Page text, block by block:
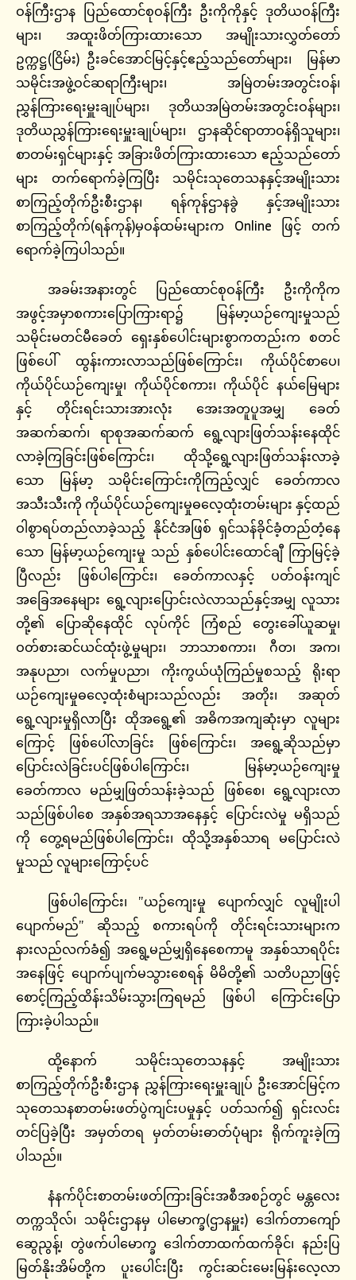
ဝန်ကြီးဌာန ပြည်ထောင်စုဝန်ကြီး ဦးကိုကိုနှင့် ဒုတိယဝန်ကြီး
များ၊ အထူးဖိတ်ကြားထားသော အမျိုးသားလွှတ်တော်
ဥက္ကဋ္ဌ(ငြိမ်း) ဦးခင်အောင်မြင့်နှင့်ဧည့်သည်တော်များ၊ မြန်မာ
သမိုင်းအဖွဲ့ဝင်ဆရာကြီးများ၊ အမြဲတမ်းအတွင်းဝန်၊
ညွှန်ကြားရေးမှူးချုပ်များ၊ ဒုတိယအမြဲတမ်းအတွင်းဝန်များ၊
ဒုတိယညွှန်ကြားရေးမှူးချုပ်များ၊ ဌာနဆိုင်ရာတာဝန်ရှိသူများ၊
စာတမ်းရှင်များနှင့် အခြားဖိတ်ကြားထားသော ဧည့်သည်တော်
များ တက်ရောက်ခဲ့ကြပြီး သမိုင်းသုတေသနနှင့်အမျိုးသား
စာကြည့်တိုက်ဦးစီးဌာန၊ ရန်ကုန်ဌာနခွဲ နှင့်အမျိုးသား
စာကြည့်တိုက်(ရန်ကုန်)မှဝန်ထမ်းများက Online ဖြင့် တက်
ရောက်ခဲ့ကြပါသည်။
အခမ်းအနားတွင် ပြည်ထောင်စုဝန်ကြီး ဦးကိုကိုက
အဖွင့်အမှာစကားပြောကြားရာ၌ မြန်မာ့ယဉ်ကျေးမှုသည်
သမိုင်းမတင်မီခေတ် ရှေးနှစ်ပေါင်းများစွာကတည်းက စတင်
ဖြစ်ပေါ် ထွန်းကားလာသည်ဖြစ်ကြောင်း၊ ကိုယ်ပိုင်စာပေ၊
ကိုယ်ပိုင်ယဉ်ကျေးမှု၊ ကိုယ်ပိုင်စကား၊ ကိုယ်ပိုင် နယ်မြေများ
နှင့် တိုင်းရင်းသားအားလုံး အေးအတူပူအမျှ ခေတ်
အဆက်ဆက်၊ ရာစုအဆက်ဆက် ရွေ့လျားဖြတ်သန်းနေထိုင်
လာခဲ့ကြခြင်းဖြစ်ကြောင်း၊ ထိုသို့ရွေ့လျားဖြတ်သန်းလာခဲ့
သော မြန်မာ့ သမိုင်းကြောင်းကိုကြည့်လျှင် ခေတ်ကာလ
အသီးသီးကို ကိုယ်ပိုင်ယဉ်ကျေးမှုဓလေ့ထုံးတမ်းများ နှင့်ထည်
ဝါစွာရပ်တည်လာခဲ့သည့် နိုင်ငံအဖြစ် ရှင်သန်ခိုင်ခံ့တည်တံ့နေ
သော မြန်မာ့ယဉ်ကျေးမှု သည် နှစ်ပေါင်းထောင်ချီ ကြာမြင့်ခဲ့
ပြီလည်း ဖြစ်ပါကြောင်း၊ ခေတ်ကာလနှင့် ပတ်ဝန်းကျင်
အခြေအနေများ ရွေ့လျားပြောင်းလဲလာသည်နှင့်အမျှ လူသား
တို့၏ ပြောဆိုနေထိုင် လုပ်ကိုင် ကြံစည် တွေးခေါ်ယူဆမှု၊
ဝတ်စားဆင်ယင်ထုံးဖွဲ့မှုများ၊ ဘာသာစကား၊ ဂီတ၊ အက၊
အနုပညာ၊ လက်မှုပညာ၊ ကိုးကွယ်ယုံကြည်မှုစသည့် ရိုးရာ
ယဉ်ကျေးမှုဓလေ့ထုံးစံများသည်လည်း အတိုး၊ အဆုတ်
ရွေ့လျားမှုရှိလာပြီး ထိုအရွေ့၏ အဓိကအကျဆုံးမှာ လူများ
ကြောင့် ဖြစ်ပေါ်လာခြင်း ဖြစ်ကြောင်း၊ အရွေ့ဆိုသည်မှာ
ပြောင်းလဲခြင်းပင်ဖြစ်ပါကြောင်း၊ မြန်မာ့ယဉ်ကျေးမှု
ခေတ်ကာလ မည်မျှဖြတ်သန်းခဲ့သည် ဖြစ်စေ၊ ရွေ့လျားလာ
သည်ဖြစ်ပါစေ အနှစ်အရသာအနေနှင့် ပြောင်းလဲမှု မရှိသည်
ကို တွေ့ရမည်ဖြစ်ပါကြောင်း၊ ထိုသို့အနှစ်သာရ မပြောင်းလဲ
မှုသည် လူများကြောင့်ပင်
ဖြစ်ပါကြောင်း၊ ”ယဉ်ကျေးမှု ပျောက်လျှင် လူမျိုးပါ
ပျောက်မည်” ဆိုသည့် စကားရပ်ကို တိုင်းရင်းသားများက
နားလည်လက်ခံ၍ အရွေ့မည်မျှရှိနေစေကာမူ အနှစ်သာရပိုင်း
အနေဖြင့် ပျောက်ပျက်မသွားစေရန် မိမိတို့၏ သတိပညာဖြင့်
စောင့်ကြည့်ထိန်းသိမ်းသွားကြရမည် ဖြစ်ပါ ကြောင်းပြော
ကြားခဲ့ပါသည်။
ထို့နောက် သမိုင်းသုတေသနနှင့် အမျိုးသား
စာကြည့်တိုက်ဦးစီးဌာန ညွှန်ကြားရေးမှူးချုပ် ဦးအောင်မြင့်က
သုတေသနစာတမ်းဖတ်ပွဲကျင်းပမှုနှင့် ပတ်သက်၍ ရှင်းလင်း
တင်ပြခဲ့ပြီး အမှတ်တရ မှတ်တမ်းဓာတ်ပုံများ ရိုက်ကူးခဲ့ကြ
ပါသည်။
နံနက်ပိုင်းစာတမ်းဖတ်ကြားခြင်းအစီအစဉ်တွင် မန္တလေး
တက္ကသိုလ်၊ သမိုင်းဌာနမှ ပါမောက္ခ(ဌာနမှူး) ဒေါက်တာကျော်
ဆွေညွန့်၊ တွဲဖက်ပါမောက္ခ ဒေါက်တာထက်ထက်ခိုင်၊ နည်းပြ
မြတ်နိုးအိမ်တို့က ပူးပေါင်းပြီး ကွင်းဆင်းမေးမြန်းလေ့လာ